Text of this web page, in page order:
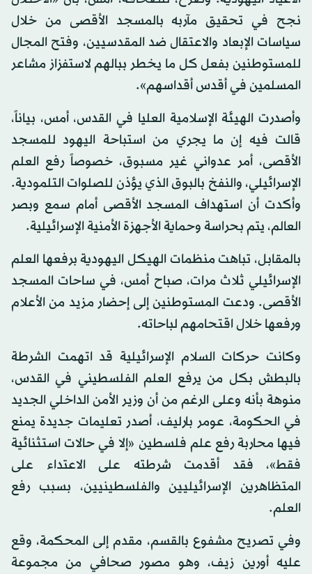
نجح في تحقيق مآربه بالمسجد الأقصى من خلال
سياسات الإبعاد والاعتقال ضد المقدسيين، وفتح المجال
للمستوطنين بفعل كل ما يخطر ببالهم لاستفزاز مشاعر
المسلمين في أقدس أقداسهم».
وأصدرت الهيئة الإسلامية العليا في القدس، أمس، بياناً،
قالت فيه إن ما يجري من استباحة اليهود للمسجد
الأقصى، أمر عدواني غير مسبوق، خصوصاً رفع العلم
الإسرائيلي، والنفخ بالبوق الذي يؤذن للصلوات التلمودية.
وأكدت أن استهداف المسجد الأقصى أمام سمع وبصر
العالم، يتم بحراسة وحماية الأجهزة الأمنية الإسرائيلية.
بالمقابل، تباهت منظمات الهيكل اليهودية برفعها العلم
الإسرائيلي ثلاث مرات، صباح أمس، في ساحات المسجد
الأقصى. ودعت المستوطنين إلى إحضار مزيد من الأعلام
ورفعها خلال اقتحامهم لباحاته.
وكانت حركات السلام الإسرائيلية قد اتهمت الشرطة
بالبطش بكل من يرفع العلم الفلسطيني في القدس،
منوهة بأنه وعلى الرغم من أن وزير الأمن الداخلي الجديد
في الحكومة، عومر بارليف، أصدر تعليمات جديدة يمنع
فيها محاربة رفع علم فلسطين «إلا في حالات استثنائية
فقط»، فقد أقدمت شرطته على الاعتداء على
المتظاهرين الإسرائيليين والفلسطينيين، بسبب رفع
العلم.
وفي تصريح مشفوع بالقسم، مقدم إلى المحكمة، وقع
عليه أورين زيف، وهو مصور صحافي من مجموعة